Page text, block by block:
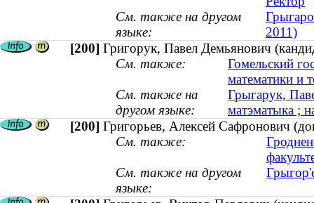
См. также на другом
языке:
2011)
[200] Григорук, Павел Демьянович
См. также:
Гомельский
математики и
См. также на
другом языке:
Грыгарук,
матэматыка ;
[200] Григорьев, Алексей Сафронович
См. также:
См. также на другом
языке: